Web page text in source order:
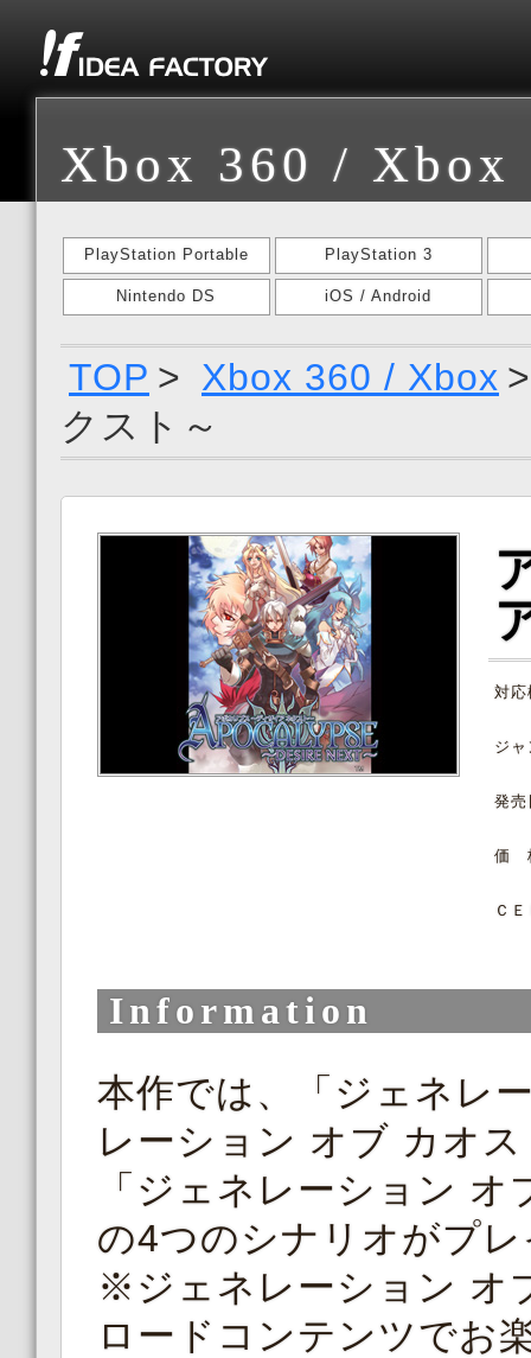
Xbox 360 / Xbox
PlayStation Portable PlayStation 3
Nintendo DS iOS / Android
TOP > Xbox 360 / Xbox
クスト～
対応
ジ
発売
価
Ｃ
Information
本作では、「ジェネレ
レーション オブ カオ
「ジェネレーション
の4つのシナリオがプ
※ジェネレーション オ
ロードコンテンツでお